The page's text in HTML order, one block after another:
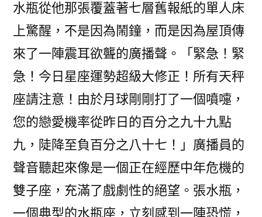
水瓶從他那張覆蓋著七層舊報紙的單人床
上驚醒，不是因為鬧鐘，而是因為屋頂傳
來了一陣震耳欲聾的廣播聲。「緊急！緊
急！今日星座運勢超級大修正！所有天秤
座請注意！由於月球剛剛打了一個噴嚏，
您的戀愛機率從昨日的百分之九十九點
九，陡降至負百分之八十七！」廣播員的
聲音聽起來像是一個正在經歷中年危機的
雙子座，充滿了戲劇性的絕望。張水瓶，
一個典型的水瓶座，立刻感到一陣恐慌，